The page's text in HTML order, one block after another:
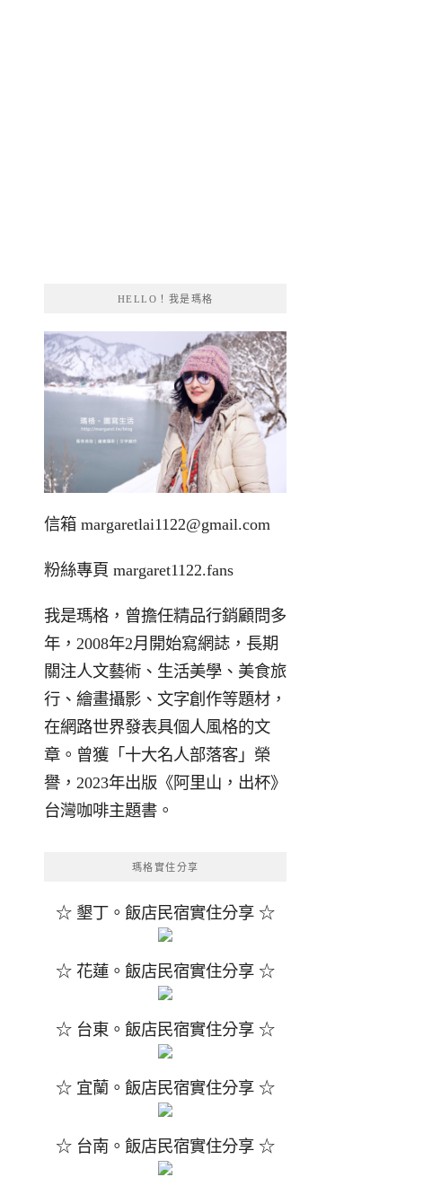
HELLO！我是瑪格
信箱 margaretlai1122@gmail.com
粉絲專頁 margaret1122.fans
我是瑪格，曾擔任精品行銷顧問多
年，2008年2月開始寫網誌，長期
關注人文藝術、生活美學、美食旅
行、繪畫攝影、文字創作等題材，
在網路世界發表具個人風格的文
章。曾獲「十大名人部落客」榮
譽，2023年出版《阿里山，出杯》
台灣咖啡主題書。
瑪格實住分享
☆ 墾丁。飯店民宿實住分享 ☆
☆ 花蓮。飯店民宿實住分享 ☆
☆ 台東。飯店民宿實住分享 ☆
☆ 宜蘭。飯店民宿實住分享 ☆
☆ 台南。飯店民宿實住分享 ☆